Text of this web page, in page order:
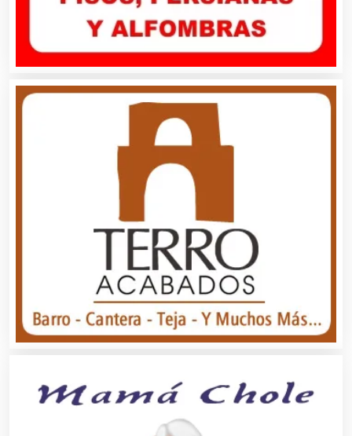
Bordados y Estampados
Cámaras de Comercio